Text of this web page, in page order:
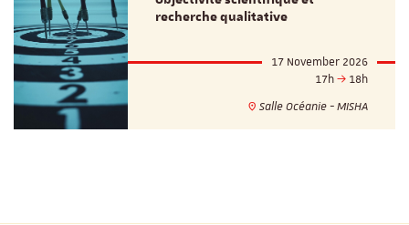
recherche qualitative
17 November 2026
17h
18h
Salle Océanie - MISHA